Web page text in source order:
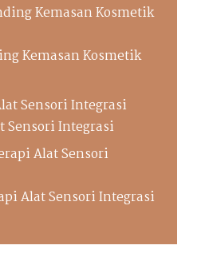
Kemasan Kosmetik
Sensori Integrasi
Alat Sensori Integrasi